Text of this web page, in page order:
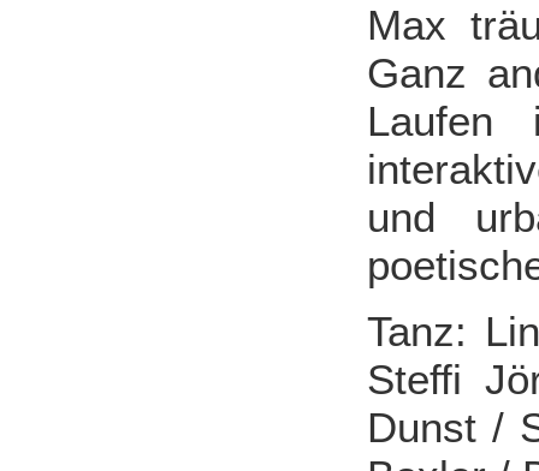
Max
Ganz
und
Tanz:
Steffi
Dunst /